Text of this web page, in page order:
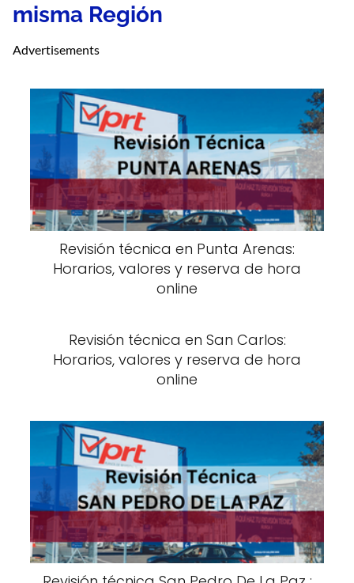
misma Región
Advertisements
Revisión técnica en Punta Arenas:
Horarios, valores y reserva de hora
online
Revisión técnica en San Carlos:
Horarios, valores y reserva de hora
online